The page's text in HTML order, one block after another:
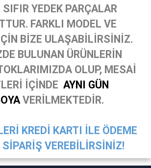
YEDEK PARÇALAR
FARKLI MODEL VE
BİZE ULAŞABİLİRSİNİZ.
BULUNAN ÜRÜNLERİN
OLUP, MESAİ
İÇİNDE AYNI GÜN
VERİLMEKTEDİR.
KREDİ KARTI İLE ÖDEME
SİPARİŞ VEREBİLİRSİNİZ!